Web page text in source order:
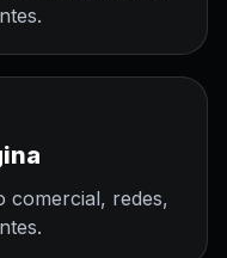
comercial, redes,